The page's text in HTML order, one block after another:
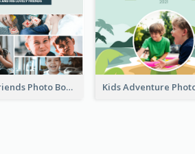
Kids And Friends Photo Book